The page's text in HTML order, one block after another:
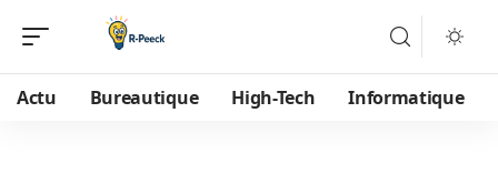
Actu Bureautique High-Tech Informatique